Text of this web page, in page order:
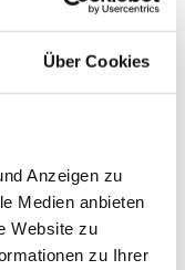
Über Cookies
Anzeigen zu
Medien anbieten
Website zu
zu Ihrer
– wir melden uns